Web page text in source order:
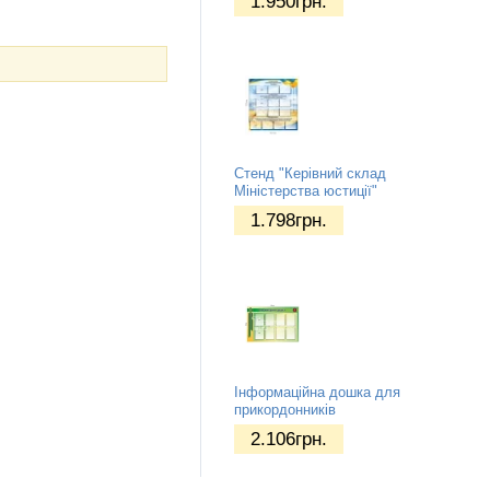
Стенд "Керівний склад
Міністерства юстиції"
1.798грн.
Інформаційна дошка для
прикордонників
2.106грн.